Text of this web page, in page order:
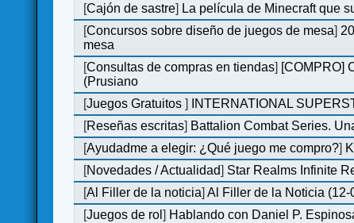
[Cajón de sastre] La película de Minecraft que
[Concursos sobre diseño de juegos de mesa]
mesa
[Consultas de compras en tiendas] [COMPRO]
(Prusiano
[Juegos Gratuitos] INTERNATIONAL
[Reseñas escritas] Battalion Combat Series.
[Ayudadme a elegir: ¿Qué juego me compro?]
[Novedades / Actualidad] Star Realms Infinite
[Al Filler de la noticia]Al Filler de la Noticia (12-
[Juegos de rol] Hablando con Daniel P.